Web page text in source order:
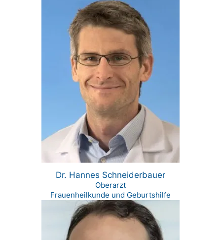
Dr. Hannes Schneiderbauer
Oberarzt
Frauenheilkunde und Geburtshilfe